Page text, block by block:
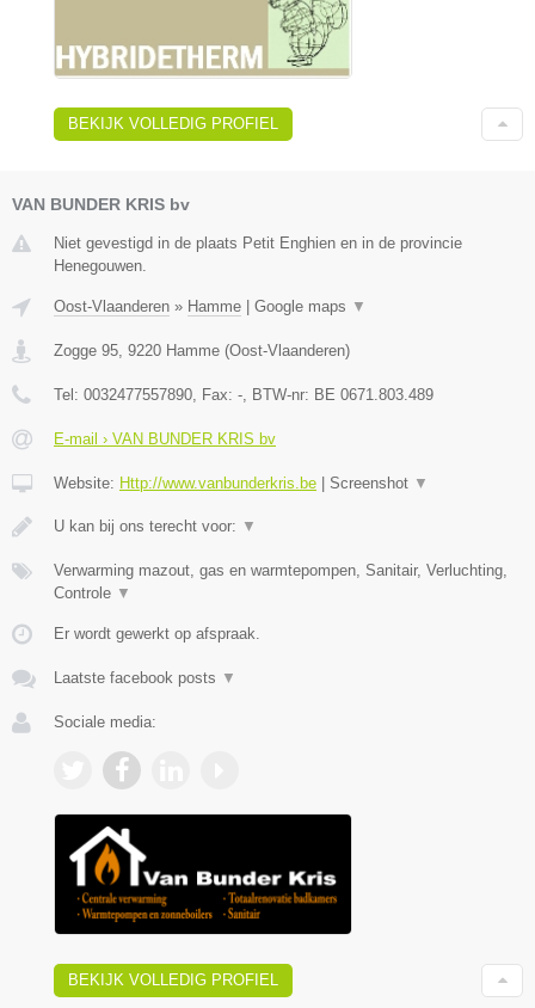
BEKIJK VOLLEDIG PROFIEL
VAN BUNDER KRIS bv
Niet gevestigd in de plaats Petit Enghien en in de provincie
Henegouwen.
Oost-Vlaanderen » Hamme Google maps ▼
Zogge 95, 9220 Hamme (Oost-Vlaanderen)
Tel: 0032477557890, Fax: -, BTW-nr: BE 0671.803.489
E-mail › VAN BUNDER KRIS bv
Website: Http://www.vanbunderkris.be Screenshot ▼
U kan bij ons terecht voor: ▼
Verwarming mazout, gas en warmtepompen, Sanitair, Verluchting,
Controle ▼
Er wordt gewerkt op afspraak.
Laatste facebook posts ▼
Sociale media:
BEKIJK VOLLEDIG PROFIEL